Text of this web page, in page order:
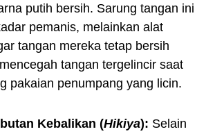
putih bersih. Sarung tangan ini
pemanis, melainkan alat
tangan mereka tetap bersih
tangan tergelincir saat
pakaian penumpang yang licin.
Kebalikan (Hikiya): Selain